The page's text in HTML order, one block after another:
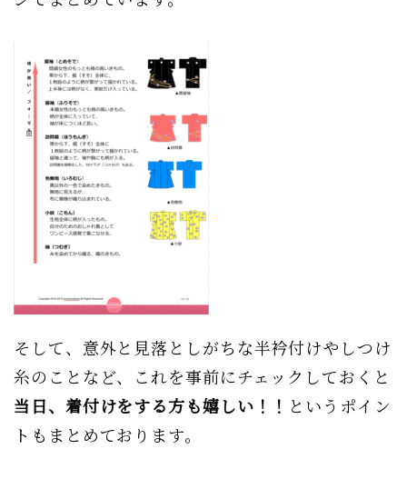
そして、意外と見落としがちな半衿付けやしつけ
糸のことなど、これを事前にチェックしておくと
当日、着付けをする方も嬉しい！！ というポイン
トもまとめております。